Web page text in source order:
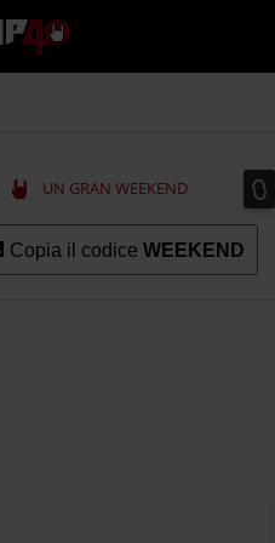
EMP
-
Musica,
Videogame
-
Abbigliamento
UN GRAN WEEKEND 0
0
Copia il codice WEEKEND